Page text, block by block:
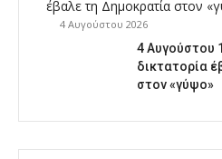
4 Αυγούστου 2026
4 Αυγούστου
δικτατορία
στον «γύψο»